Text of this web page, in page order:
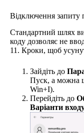
Відключення запиту
Стандартний шлях
коду дозволяє не
11. Кроки, щоб
Зайдіть до
Пуск, а можна
Win+I).
Перейдіть до
Варіанти